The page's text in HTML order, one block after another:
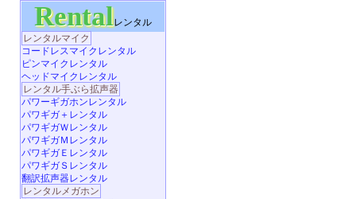
Rentalレンタル
レンタルマイク
コードレスマイクレンタル
ピンマイクレンタル
ヘッドマイクレンタル
レンタル手ぶら拡声器
パワーギガホンレンタル
パワギガ＋レンタル
パワギガＷレンタル
パワギガＭレンタル
パワギガＥレンタル
パワギガＳレンタル
翻訳拡声器レンタル
レンタルメガホン